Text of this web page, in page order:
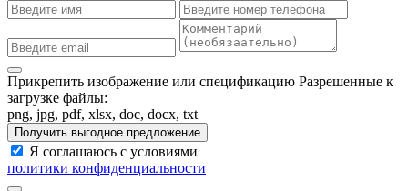
Прикрепить изображение или спецификацию Разрешенные к
загрузке файлы:
png, jpg, pdf, xlsx, doc, docx, txt
Получить выгодное предложение
Я соглашаюсь с условиями
политики конфиденциальности